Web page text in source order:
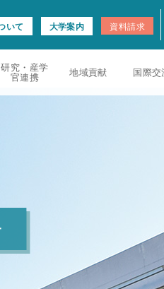
いて 大学案内 資料請求
研究・産学
官連携 地域貢献 国際交